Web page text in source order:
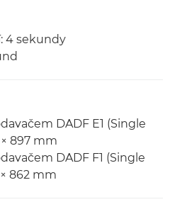
4 sekundy
DADF E1 (Single
× 897 mm
DADF F1 (Single
× 862 mm